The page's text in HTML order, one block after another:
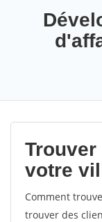
votre
Comment
trouver des